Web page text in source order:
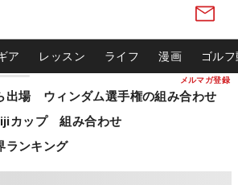
メルマガ登録
ア レッスン ライフ 漫画 ゴル
出場 ウィンダム選手権の組み合わせ
カップ 組み合わせ
ランキング